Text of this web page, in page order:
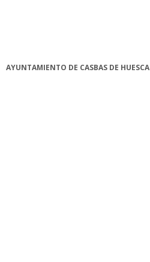
AYUNTAMIENTO DE CASBAS DE HUESCA